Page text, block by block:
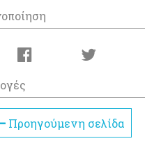
Προηγούμενη σελίδα